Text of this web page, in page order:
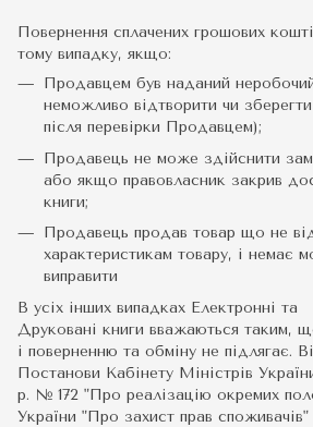
Повернення сплачених грошових
тому випадку, якщо:
Продавцем був наданий
неможливо відтворити чи
після перевірки Продавцем);
Продавець не може здійснити
або якщо правовласник закрив
книги;
Продавець продав товар що не
характеристикам товару, і немає
виправити
В усіх інших випадках Електронні та
Друковані книги вважаються таким,
і поверненню та обміну не підлягає.
Постанови Кабінету Міністрів
р. № 172 "Про реалізацію окремих
України "Про захист прав споживачів"